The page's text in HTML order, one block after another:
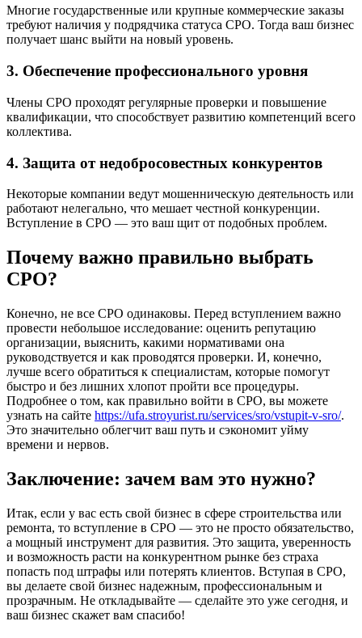
Многие государственные или крупные коммерческие заказы
требуют наличия у подрядчика статуса СРО. Тогда ваш бизнес
получает шанс выйти на новый уровень.
3. Обеспечение профессионального уровня
Члены СРО проходят регулярные проверки и повышение
квалификации, что способствует развитию компетенций всего
коллектива.
4. Защита от недобросовестных конкурентов
Некоторые компании ведут мошенническую деятельность или
работают нелегально, что мешает честной конкуренции.
Вступление в СРО — это ваш щит от подобных проблем.
Почему важно правильно выбрать
СРО?
Конечно, не все СРО одинаковы. Перед вступлением важно
провести небольшое исследование: оценить репутацию
организации, выяснить, какими нормативами она
руководствуется и как проводятся проверки. И, конечно,
лучше всего обратиться к специалистам, которые помогут
быстро и без лишних хлопот пройти все процедуры.
Подробнее о том, как правильно войти в СРО, вы можете
узнать на сайте https://ufa.stroyurist.ru/services/sro/vstupit-v-sro/.
Это значительно облегчит ваш путь и сэкономит уйму
времени и нервов.
Заключение: зачем вам это нужно?
Итак, если у вас есть свой бизнес в сфере строительства или
ремонта, то вступление в СРО — это не просто обязательство,
а мощный инструмент для развития. Это защита, уверенность
и возможность расти на конкурентном рынке без страха
попасть под штрафы или потерять клиентов. Вступая в СРО,
вы делаете свой бизнес надежным, профессиональным и
прозрачным. Не откладывайте — сделайте это уже сегодня, и
ваш бизнес скажет вам спасибо!